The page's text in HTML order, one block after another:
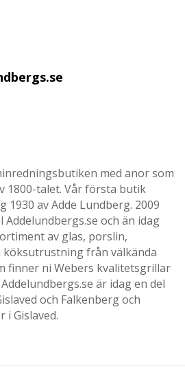
med anor som
1800-talet. Vår första butik
1930 av Adde Lundberg. 2009
och än idag
av glas, porslin,
från välkända
finner ni Webers kvalitetsgrillar
är idag en del
och Falkenberg och
Gislaved.